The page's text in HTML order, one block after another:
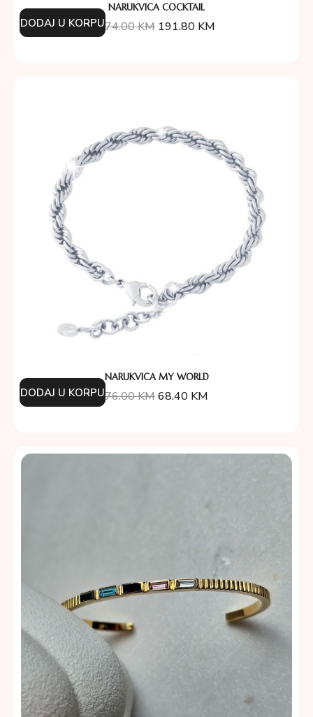
NARUKVICA COCKTAIL
274.00KM 191.80 KM
DODAJ U KORPU
NARUKVICA MY WORLD
76.00KM68.40 KM
DODAJ U KORPU